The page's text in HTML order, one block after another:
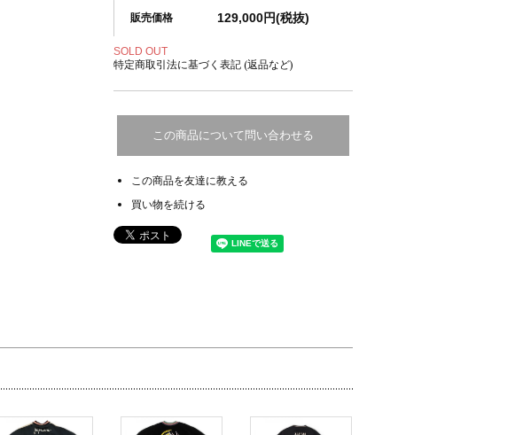
販売価格 129,000円(税抜)
SOLD OUT
特定商取引法に基づく表記 (返品など)
この商品について問い合わせる
この商品を友達に教える
買い物を続ける